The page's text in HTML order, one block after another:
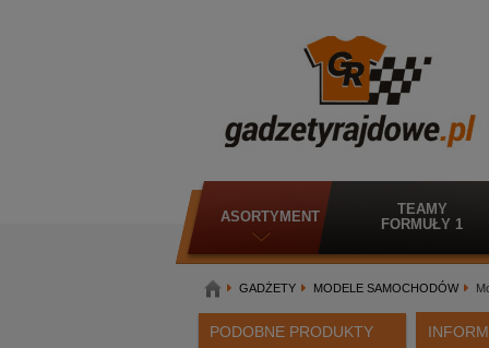
ASORTYMENT
TEAMY
FORMUŁY 1
GADŻETY MODELE SAMOCHODÓW
PODOBNE PRODUKTY